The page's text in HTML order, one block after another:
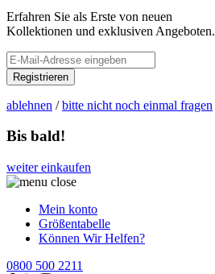
Erfahren Sie als Erste von neuen
Kollektionen und exklusiven Angeboten.
Registrieren
ablehnen /bitte nicht noch einmal fragen
Bis bald!
weiter einkaufen
Mein konto
Größentabelle
Können Wir Helfen?
0800 500 2211